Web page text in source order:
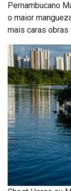
Pernambucano
o maior
mais caras